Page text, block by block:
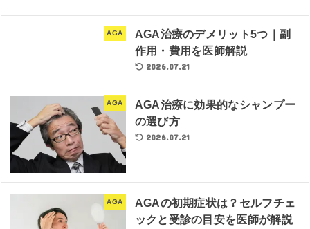
AGA
AGA治療のデメリット5つ｜副
作用・費用を医師解説
2026.07.21
AGA
AGA治療に効果的なシャンプー
の選び方
2026.07.21
AGA
AGAの初期症状は？セルフチェ
ックと受診の目安を医師が解説